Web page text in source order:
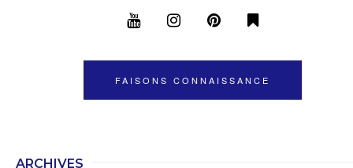
FAISONS CONNAISSANCE
ARCHIVES